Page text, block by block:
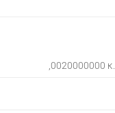
,0020000000 κ.